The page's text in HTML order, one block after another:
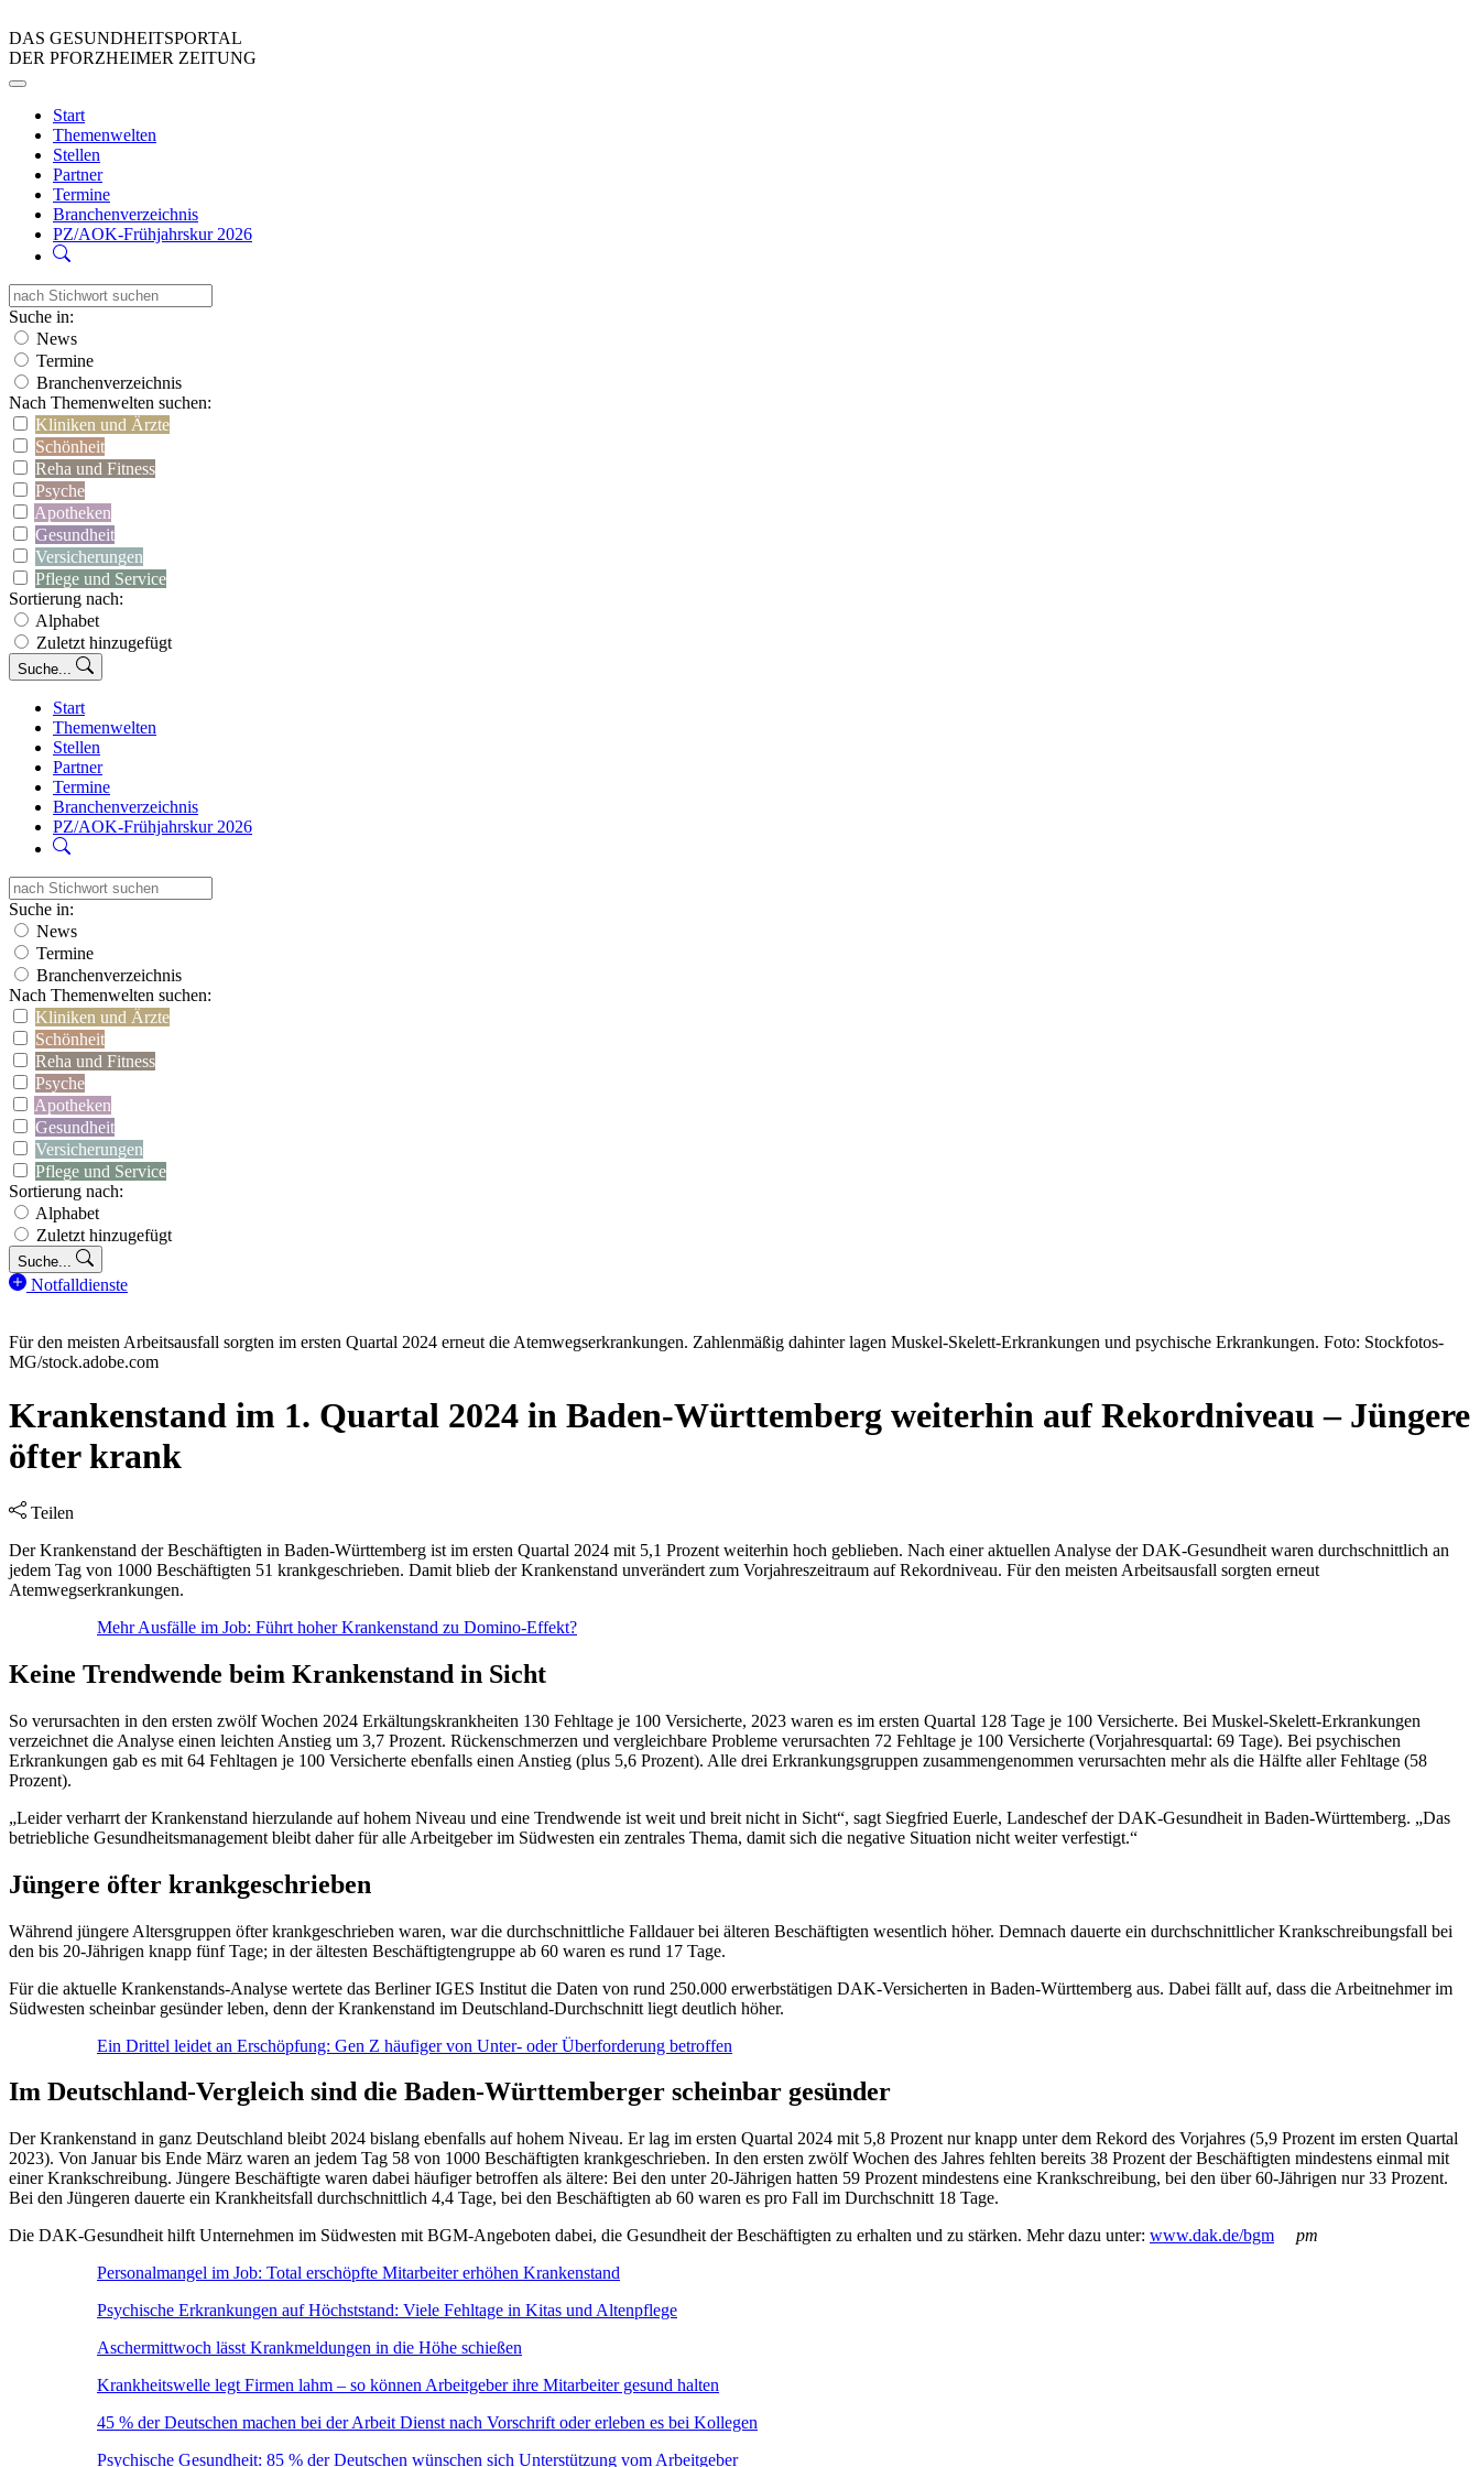
DAS GESUNDHEITSPORTAL
DER PFORZHEIMER ZEITUNG
Start
Themenwelten
Stellen
Partner
Termine
Branchenverzeichnis
PZ/AOK-Frühjahrskur 2026
Suche in:
News
Termine
Branchenverzeichnis
Nach Themenwelten suchen:
Kliniken und Ärzte
Schönheit
Reha und Fitness
Psyche
Apotheken
Gesundheit
Versicherungen
Pflege und Service
Sortierung nach:
Alphabet
Zuletzt hinzugefügt
Suche...
Start
Themenwelten
Stellen
Partner
Termine
Branchenverzeichnis
PZ/AOK-Frühjahrskur 2026
Suche in:
News
Termine
Branchenverzeichnis
Nach Themenwelten suchen:
Kliniken und Ärzte
Schönheit
Reha und Fitness
Psyche
Apotheken
Gesundheit
Versicherungen
Pflege und Service
Sortierung nach:
Alphabet
Zuletzt hinzugefügt
Suche...
Notfalldienste
Für den meisten Arbeitsausfall sorgten im ersten Quartal 2024 erneut die Atemwegserkrankungen. Zahlenmäßig dahinter lagen Muskel-Skelett-Erkrankungen und psychische Erkrankungen. Foto: Stockfotos-
MG/stock.adobe.com
Krankenstand im 1. Quartal 2024 in Baden-Württemberg weiterhin auf Rekordniveau – Jüngere
öfter krank
Teilen
Der Krankenstand der Beschäftigten in Baden-Württemberg ist im ersten Quartal 2024 mit 5,1 Prozent weiterhin hoch geblieben. Nach einer aktuellen Analyse der DAK-Gesundheit waren durchschnittlich an
jedem Tag von 1000 Beschäftigten 51 krankgeschrieben. Damit blieb der Krankenstand unverändert zum Vorjahreszeitraum auf Rekordniveau. Für den meisten Arbeitsausfall sorgten erneut
Atemwegserkrankungen.
Mehr Ausfälle im Job: Führt hoher Krankenstand zu Domino-Effekt?
Keine Trendwende beim Krankenstand in Sicht
So verursachten in den ersten zwölf Wochen 2024 Erkältungskrankheiten 130 Fehltage je 100 Versicherte, 2023 waren es im ersten Quartal 128 Tage je 100 Versicherte. Bei Muskel-Skelett-Erkrankungen
verzeichnet die Analyse einen leichten Anstieg um 3,7 Prozent. Rückenschmerzen und vergleichbare Probleme verursachten 72 Fehltage je 100 Versicherte (Vorjahresquartal: 69 Tage). Bei psychischen
Erkrankungen gab es mit 64 Fehltagen je 100 Versicherte ebenfalls einen Anstieg (plus 5,6 Prozent). Alle drei Erkrankungsgruppen zusammengenommen verursachten mehr als die Hälfte aller Fehltage (58
Prozent).
„Leider verharrt der Krankenstand hierzulande auf hohem Niveau und eine Trendwende ist weit und breit nicht in Sicht“, sagt Siegfried Euerle, Landeschef der DAK-Gesundheit in Baden-Württemberg. „Das
betriebliche Gesundheitsmanagement bleibt daher für alle Arbeitgeber im Südwesten ein zentrales Thema, damit sich die negative Situation nicht weiter verfestigt.“
Jüngere öfter krankgeschrieben
Während jüngere Altersgruppen öfter krankgeschrieben waren, war die durchschnittliche Falldauer bei älteren Beschäftigten wesentlich höher. Demnach dauerte ein durchschnittlicher Krankschreibungsfall bei
den bis 20-Jährigen knapp fünf Tage; in der ältesten Beschäftigtengruppe ab 60 waren es rund 17 Tage.
Für die aktuelle Krankenstands-Analyse wertete das Berliner IGES Institut die Daten von rund 250.000 erwerbstätigen DAK-Versicherten in Baden-Württemberg aus. Dabei fällt auf, dass die Arbeitnehmer im
Südwesten scheinbar gesünder leben, denn der Krankenstand im Deutschland-Durchschnitt liegt deutlich höher.
Ein Drittel leidet an Erschöpfung: Gen Z häufiger von Unter- oder Überforderung betroffen
Im Deutschland-Vergleich sind die Baden-Württemberger scheinbar gesünder
Der Krankenstand in ganz Deutschland bleibt 2024 bislang ebenfalls auf hohem Niveau. Er lag im ersten Quartal 2024 mit 5,8 Prozent nur knapp unter dem Rekord des Vorjahres (5,9 Prozent im ersten Quartal
2023). Von Januar bis Ende März waren an jedem Tag 58 von 1000 Beschäftigten krankgeschrieben. In den ersten zwölf Wochen des Jahres fehlten bereits 38 Prozent der Beschäftigten mindestens einmal mit
einer Krankschreibung. Jüngere Beschäftigte waren dabei häufiger betroffen als ältere: Bei den unter 20-Jährigen hatten 59 Prozent mindestens eine Krankschreibung, bei den über 60-Jährigen nur 33 Prozent.
Bei den Jüngeren dauerte ein Krankheitsfall durchschnittlich 4,4 Tage, bei den Beschäftigten ab 60 waren es pro Fall im Durchschnitt 18 Tage.
Die DAK-Gesundheit hilft Unternehmen im Südwesten mit BGM-Angeboten dabei, die Gesundheit der Beschäftigten zu erhalten und zu stärken. Mehr dazu unter: www.dak.de/bgm
pm
Personalmangel im Job: Total erschöpfte Mitarbeiter erhöhen Krankenstand
Psychische Erkrankungen auf Höchststand: Viele Fehltage in Kitas und Altenpflege
Aschermittwoch lässt Krankmeldungen in die Höhe schießen
Krankheitswelle legt Firmen lahm – so können Arbeitgeber ihre Mitarbeiter gesund halten
45 % der Deutschen machen bei der Arbeit Dienst nach Vorschrift oder erleben es bei Kollegen
Psychische Gesundheit: 85 % der Deutschen wünschen sich Unterstützung vom Arbeitgeber